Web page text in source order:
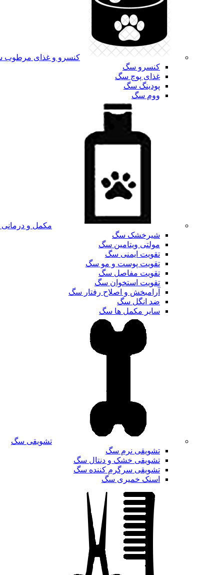
کنسرو و غذای
کنسرو سگ
غذای پوچ سگ
پودینگ سگ
ووم سگ
مکمل و
شیرخشک سگ
مولتی ویتامین سگ
تقویت ایمنی سگ
تقویت پوست و مو سگ
تقویت مفاصل سگ
تقویت استخوان سگ
آرامبخش و اصلاح رفتار سگ
ضد انگل سگ
سایر مکمل ها سگ
تشویقی سگ
تشویقی نرم سگ
تشویقی خشک و دنتال سگ
تشویقی سرگرم کننده سگ
اسنک خمیری سگ